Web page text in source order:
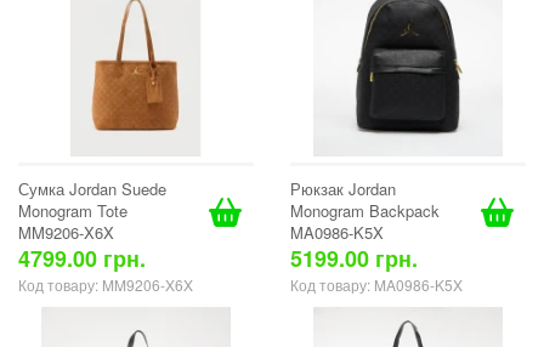
Сумка Jordan Suede
Monogram Tote
MM9206-X6X
4799.00 грн.
Код товару: MM9206-X6X
Рюкзак Jordan
Monogram Backpack
MA0986-K5X
5199.00 грн.
Код товару: MA0986-K5X